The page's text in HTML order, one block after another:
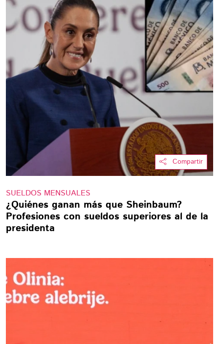
Compartir
SUELDOS MENSUALES
¿Quiénes ganan más que Sheinbaum?
Profesiones con sueldos superiores al de la
presidenta